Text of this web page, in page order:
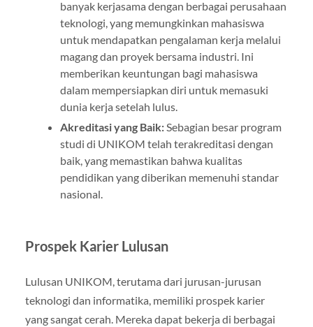
banyak kerjasama dengan berbagai perusahaan
teknologi, yang memungkinkan mahasiswa
untuk mendapatkan pengalaman kerja melalui
magang dan proyek bersama industri. Ini
memberikan keuntungan bagi mahasiswa
dalam mempersiapkan diri untuk memasuki
dunia kerja setelah lulus.
Akreditasi yang Baik:Sebagian besar program
studi di UNIKOM telah terakreditasi dengan
baik, yang memastikan bahwa kualitas
pendidikan yang diberikan memenuhi standar
nasional.
Prospek Karier Lulusan
Lulusan UNIKOM, terutama dari jurusan-jurusan
teknologi dan informatika, memiliki prospek karier
yang sangat cerah. Mereka dapat bekerja di berbagai